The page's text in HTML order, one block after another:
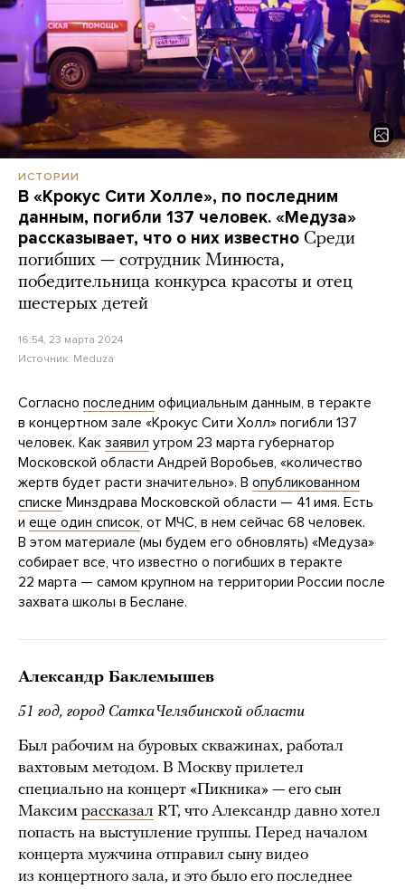
ИСТОРИИ
В «Крокус Сити Холле», по последним
данным, погибли 137 человек. «Медуза»
рассказывает, что о них известно Среди
погибших — сотрудник Минюста,
победительница конкурса красоты и отец
шестерых детей
16:54, 23 марта 2024
Источник: Meduza
Согласно последним официальным данным, в теракте
в концертном зале «Крокус Сити Холл» погибли 137
человек. Как заявил утром 23 марта губернатор
Московской области Андрей Воробьев, «количество
жертв будет расти значительно». В опубликованном
списке Минздрава Московской области — 41 имя. Есть
и еще один список, от МЧС, в нем сейчас 68 человек.
В этом материале (мы будем его обновлять) «Медуза»
собирает все, что известно о погибших в теракте
22 марта — самом крупном на территории России после
захвата школы в Беслане.
Александр Баклемышев
51 год, город Сатка Челябинской области
Был рабочим на буровых скважинах, работал
вахтовым методом. В Москву прилетел
специально на концерт «Пикника» — его сын
Максим рассказал RT, что Александр давно хотел
попасть на выступление группы. Перед началом
концерта мужчина отправил сыну видео
из концертного зала, и это было его последнее